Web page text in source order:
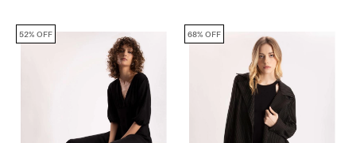
52% OFF 68% OFF